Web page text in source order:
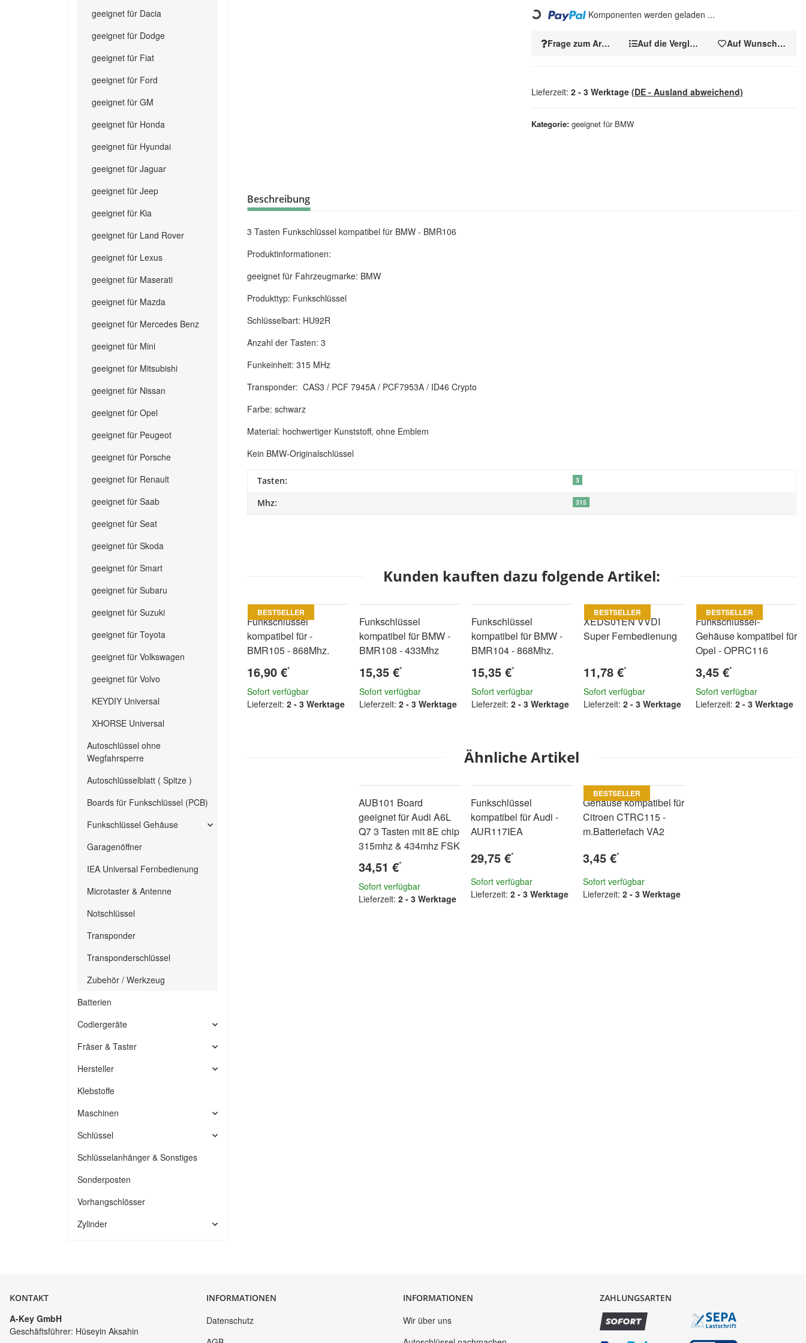
Kategorie geeignet für BMW
Frage zum Artikel Auf die VergleichslisteAuf Wunschzettel
Loading... Komponenten werden geladen ...
Lieferzeit: 2 - 3 Werktage (DE - Ausland abweichend)
Beschreibung
3 Tasten Funkschlüssel kompatibel für BMW - BMR106
Produktinformationen:
geeignet für Fahrzeugmarke: BMW
Produkttyp: Funkschlüssel
Schlüsselbart: HU92R
Anzahl der Tasten: 3
Funkeinheit: 315 MHz
Transponder: CAS3 / PCF 7945A / PCF7953A / ID46 Crypto
Farbe: schwarz
Material: hochwertiger Kunststoff, ohne Emblem
Kein BMW-Originalschlüssel
Tasten: 3
Mhz: 315
Kunden kauften dazu folgende Artikel:
BESTSELLER
Funkschlüssel
kompatibel für -
BMR105 - 868Mhz.
16,90 €*
Sofort verfügbar
Lieferzeit: 2 - 3 Werktage
Funkschlüssel
kompatibel für BMW -
BMR108 - 433Mhz
15,35 €*
Sofort verfügbar
Lieferzeit: 2 - 3 Werktage
Funkschlüssel
kompatibel für BMW -
BMR104 - 868Mhz.
15,35 €*
Sofort verfügbar
Lieferzeit: 2 - 3 Werktage
BESTSELLER
XEDS01EN VVDI
Super Fernbedienung
11,78 €*
Sofort verfügbar
Lieferzeit: 2 - 3 Werktage
BESTSELLER
Funkschlüssel-
Gehäuse kompatibel für
Opel - OPRC116
3,45 €*
Sofort verfügbar
Lieferzeit: 2 - 3 Werktage
Ähnliche Artikel
AUB101 Board
geeignet für Audi A6L
Q7 3 Tasten mit 8E chip
315mhz & 434mhz FSK
34,51 €*
Sofort verfügbar
Lieferzeit: 2 - 3 Werktage
Funkschlüssel
kompatibel für Audi -
AUR117IEA
29,75 €*
Sofort verfügbar
Lieferzeit: 2 - 3 Werktage
BESTSELLER
Gehäuse kompatibel für
Citroen CTRC115 -
m.Batteriefach VA2
3,45 €*
Sofort verfügbar
Lieferzeit: 2 - 3 Werktage
geeignet für Dacia
geeignet für Dodge
geeignet für Fiat
geeignet für Ford
geeignet für GM
geeignet für Honda
geeignet für Hyundai
geeignet für Jaguar
geeignet für Jeep
geeignet für Kia
geeignet für Land Rover
geeignet für Lexus
geeignet für Maserati
geeignet für Mazda
geeignet für Mercedes Benz
geeignet für Mini
geeignet für Mitsubishi
geeignet für Nissan
geeignet für Opel
geeignet für Peugeot
geeignet für Porsche
geeignet für Renault
geeignet für Saab
geeignet für Seat
geeignet für Skoda
geeignet für Smart
geeignet für Subaru
geeignet für Suzuki
geeignet für Toyota
geeignet für Volkswagen
geeignet für Volvo
KEYDIY Universal
XHORSE Universal
Autoschlüssel ohne
Wegfahrsperre
Autoschlüsselblatt ( Spitze )
Boards für Funkschlüssel (PCB)
Funkschlüssel Gehäuse
Garagenöffner
IEA Universal Fernbedienung
Microtaster & Antenne
Notschlüssel
Transponder
Transponderschlüssel
Zubehör / Werkzeug
Batterien
Codiergeräte
Fräser & Taster
Hersteller
Klebstoffe
Maschinen
Schlüssel
Schlüsselanhänger & Sonstiges
Sonderposten
Vorhangschlösser
Zylinder
KONTAKT
A-Key GmbH
Geschäftsführer: Hüseyin Aksahin
INFORMATIONEN
Datenschutz
INFORMATIONEN
Wir über uns
ZAHLUNGSARTEN